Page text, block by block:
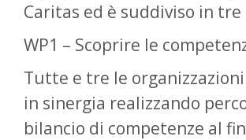
Caritas ed è suddiviso in
WP1 – Scoprire le
Tutte e tre le
in sinergia realizzando
bilancio di competenze al